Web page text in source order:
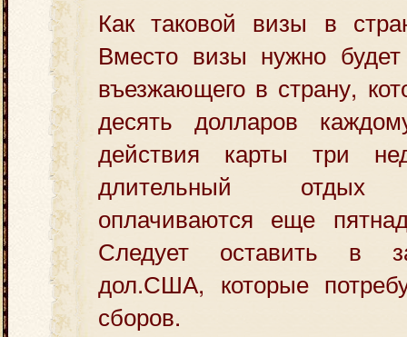
Как таковой визы в
Вместо визы нужно будет
въезжающего в страну,
десять долларов
действия карты три
длительный отдых
оплачиваются еще
Следует оставить в
дол.США, которые
сборов.